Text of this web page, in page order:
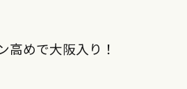
高めで大阪入り！